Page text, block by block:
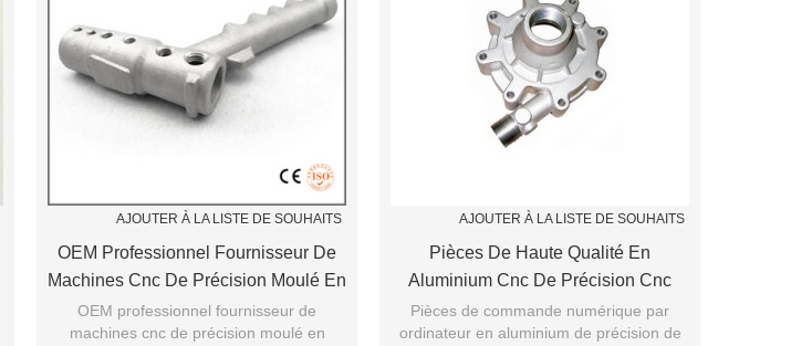
AJOUTER À LA LISTE DE SOUHAITS
OEM Professionnel Fournisseur De
Machines Cnc De Précision Moulé En
Aluminium Partie De Moulage Sur
Mesure De Produits En Aluminium
OEM professionnel fournisseur de
machines cnc de précision moulé en
AJOUTER À LA LISTE DE SOUHAITS
Pièces De Haute Qualité En
Aluminium Cnc De Précision Cnc
Usiné En Aluminium Partie Cnc
Tournant Composants Pour La
Pièces de commande numérique par
ordinateur en aluminium de précision de